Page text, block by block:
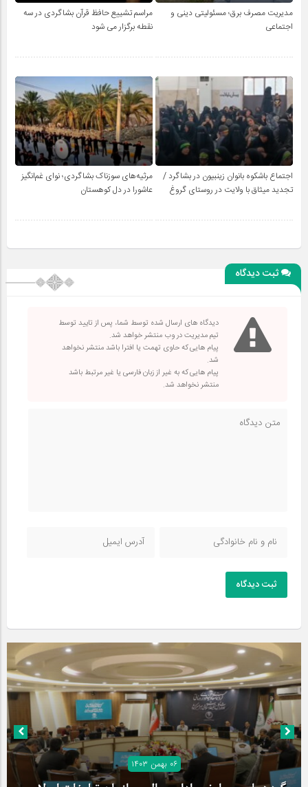
مدیریت مصرف برق؛ مسئولیتی دینی و
اجتماعی
مراسم تشییع حافظ قرآن بشاگردی در سه
نقطه برگزار می شود
اجتماع باشکوه بانوان زینبیون در بشاگرد /
تجدید میثاق با ولایت در روستای گروغ
مرثیه‌های سوزناک بشاگردی؛ نوای غم‌انگیز
عاشورا در دل کوهستان
ثبت دیدگاه
دیدگاه های ارسال شده توسط شما، پس از تایید توسط
تیم مدیریت در وب منتشر خواهد شد.
پیام هایی که حاوی تهمت یا افترا باشد منتشر نخواهد
شد.
پیام هایی که به غیر از زبان فارسی یا غیر مرتبط باشد
منتشر نخواهد شد.
ثبت دیدگاه
۰۶ بهمن ۱۴۰۳